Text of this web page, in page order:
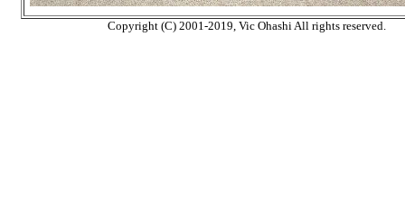
Copyright (C) 2001-2019, Vic Ohashi All rights reserved.